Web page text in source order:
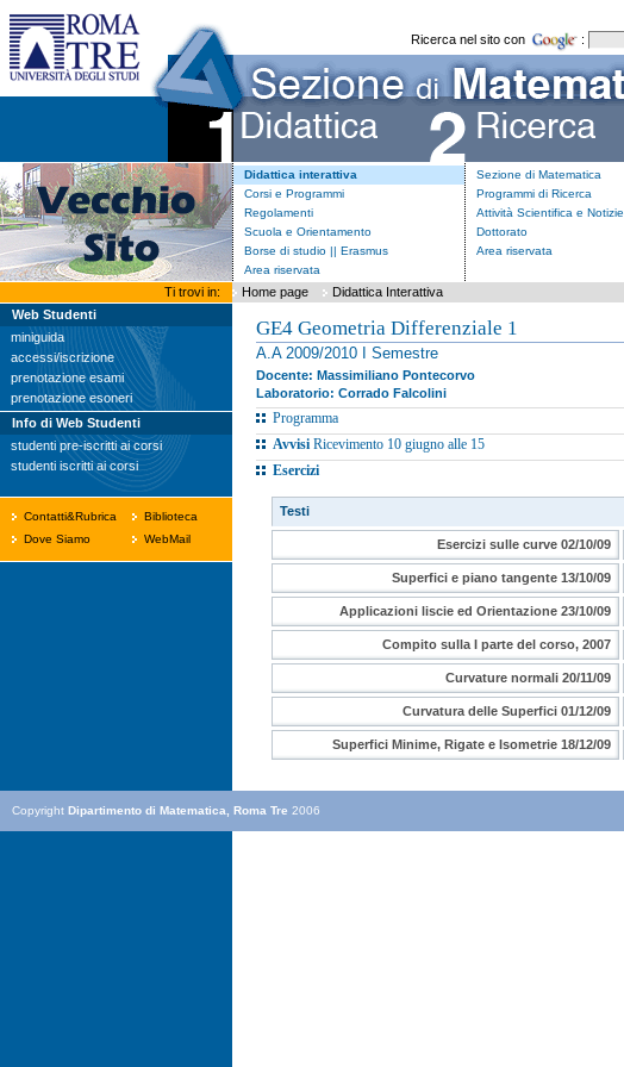
Ricerca nel sito con :
Didattica interattiva
Corsi e Programmi
Regolamenti
Scuola e Orientamento
Borse di studio || Erasmus
Area riservata
Sezione di Matematica
Programmi di Ricerca
Attività Scientifica e Notizie
Dottorato
Area riservata
Ti trovi in: Home page
Didattica Interattiva
Web Studenti
miniguida
accessi/iscrizione
prenotazione esami
prenotazione esoneri
Info di Web Studenti
studenti pre-iscritti ai corsi
studenti iscritti ai corsi
Contatti&Rubrica
Dove Siamo
Biblioteca
WebMail
GE4 Geometria Differenziale 1
A.A 2009/2010 I Semestre
Docente: Massimiliano Pontecorvo
Laboratorio: Corrado Falcolini
Programma
Avvisi Ricevimento 10 giugno alle 15
Esercizi
Testi
Esercizi sulle curve 02/10/09
Superfici e piano tangente 13/10/09
Applicazioni liscie ed Orientazione 23/10/09
Compito sulla I parte del corso, 2007
Curvature normali 20/11/09
Curvatura delle Superfici 01/12/09
Superfici Minime, Rigate e Isometrie 18/12/09
Copyright Dipartimento di Matematica, Roma Tre 2006